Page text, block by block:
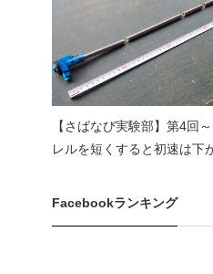
【さばなび実験部】第4回
レルを短くすると初速は下
Facebookランキング